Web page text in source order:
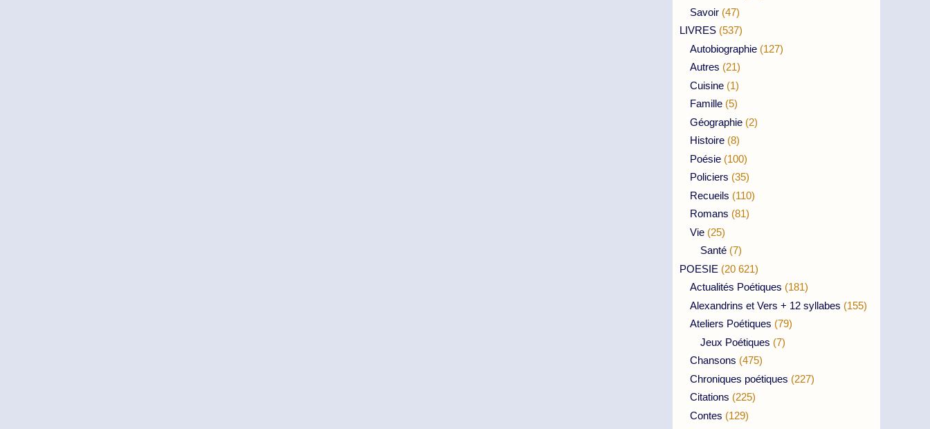
Savoir (47)
LIVRES (537)
Autobiographie (127)
Autres (21)
Cuisine (1)
Famille (5)
Géographie (2)
Histoire (8)
Poésie (100)
Policiers (35)
Recueils (110)
Romans (81)
Vie (25)
Santé (7)
POESIE (20 621)
Actualités Poétiques (181)
Alexandrins et Vers + 12 syllabes (155)
Ateliers Poétiques (79)
Jeux Poétiques (7)
Chansons (475)
Chroniques poétiques (227)
Citations (225)
Contes (129)